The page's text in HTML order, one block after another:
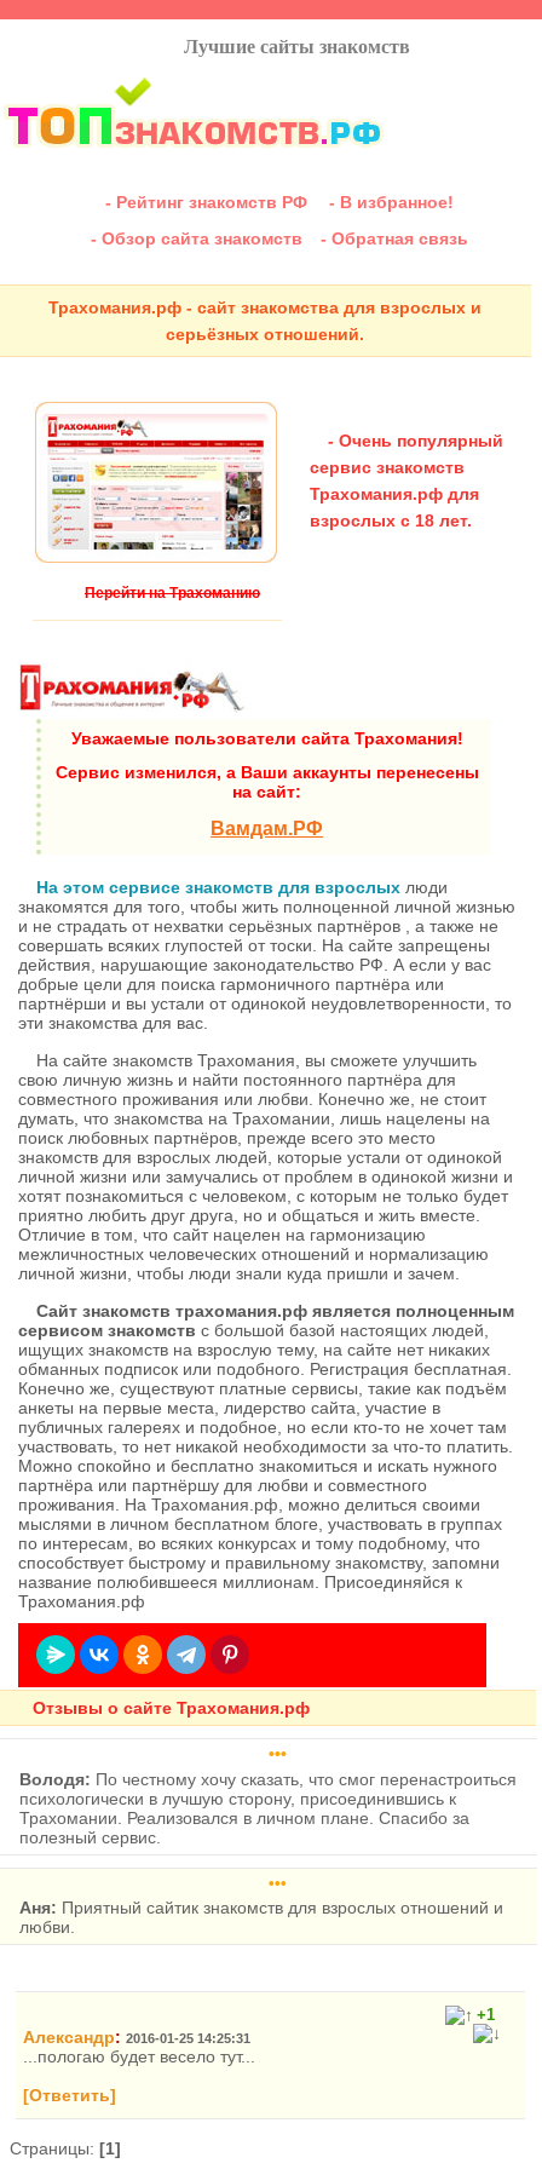
Лучшие сайты знакомств
- Рейтинг знакомств РФ
- В избранное!
- Обзор сайта знакомств
- Обратная связь
Трахомания.рф - сайт знакомства для взрослых и
серьёзных отношений.
Перейти на Трахоманию
- Очень популярный
сервис знакомств
Трахомания.рф для
взрослых с 18 лет.
Уважаемые пользователи сайта Трахомания!
Сервис изменился, а Ваши аккаунты перенесены
на сайт:
Вамдам.РФ
На этом сервисе знакомств для взрослых люди
знакомятся для того, чтобы жить полноценной личной жизнью
и не страдать от нехватки серьёзных партнёров , а также не
совершать всяких глупостей от тоски. На сайте запрещены
действия, нарушающие законодательство РФ. А если у вас
добрые цели для поиска гармоничного партнёра или
партнёрши и вы устали от одинокой неудовлетворенности, то
эти знакомства для вас.
На сайте знакомств Трахомания, вы сможете улучшить
свою личную жизнь и найти постоянного партнёра для
совместного проживания или любви. Конечно же, не стоит
думать, что знакомства на Трахомании, лишь нацелены на
поиск любовных партнёров, прежде всего это место
знакомств для взрослых людей, которые устали от одинокой
личной жизни или замучались от проблем в одинокой жизни и
хотят познакомиться с человеком, с которым не только будет
приятно любить друг друга, но и общаться и жить вместе.
Отличие в том, что сайт нацелен на гармонизацию
межличностных человеческих отношений и нормализацию
личной жизни, чтобы люди знали куда пришли и зачем.
Сайт знакомств трахомания.рф является полноценным
сервисом знакомств с большой базой настоящих людей,
ищущих знакомств на взрослую тему, на сайте нет никаких
обманных подписок или подобного. Регистрация бесплатная.
Конечно же, существуют платные сервисы, такие как подъём
анкеты на первые места, лидерство сайта, участие в
публичных галереях и подобное, но если кто-то не хочет там
участвовать, то нет никакой необходимости за что-то платить.
Можно спокойно и бесплатно знакомиться и искать нужного
партнёра или партнёршу для любви и совместного
проживания. На Трахомания.рф, можно делиться своими
мыслями в личном бесплатном блоге, участвовать в группах
по интересам, во всяких конкурсах и тому подобному, что
способствует быстрому и правильному знакомству, запомни
название полюбившееся миллионам. Присоединяйся к
Трахомания.рф
Отзывы о сайте Трахомания.рф
•••
Володя: По честному хочу сказать, что смог перенастроиться
психологически в лучшую сторону, присоединившись к
Трахомании. Реализовался в личном плане. Спасибо за
полезный сервис.
•••
Аня: Приятный сайтик знакомств для взрослых отношений и
любви.
Александр: 2016-01-25 14:25:31
...пологаю будет весело тут...
[Ответить]
+1
Страницы: [1]